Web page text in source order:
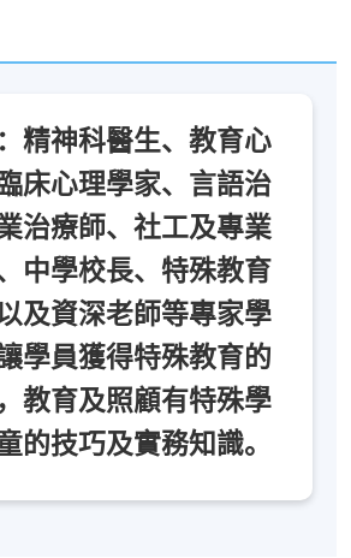
精神科醫生、教育心
床心理學家、言語治
治療師、社工及專業
中學校長、特殊教育
及資深老師等專家學
學員獲得特殊教育的
教育及照顧有特殊學
的技巧及實務知識。